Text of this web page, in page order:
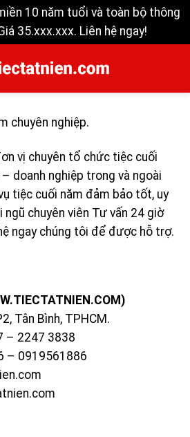
10 năm tuổi và toàn bộ thông
35.xxx.xxx. Liên hệ ngay!
chuyên nghiệp.
vị chuyên tổ chức tiệc cuối
doanh nghiệp trong và ngoài
tiệc cuối năm đảm bảo tốt, uy
chuyên viên Tư vấn 24 giờ
ngay chúng tôi để được hỗ trợ.
Tân Bình, TPHCM.
– 2247 3838
– 0919561886